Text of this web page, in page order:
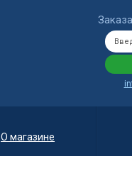
О магазине